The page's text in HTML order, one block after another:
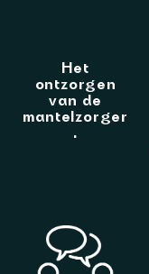
Het
ontzorgen
van de
mantelzorger
.